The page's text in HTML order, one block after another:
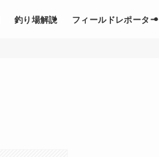
釣り場解説 フィールドレポーター